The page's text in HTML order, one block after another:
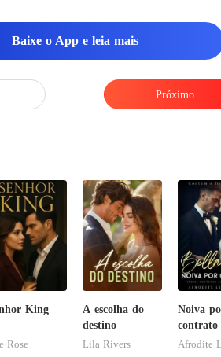
stava de carro,
Baixe o App e leia mais
Próximo
King
Rose
A escolha do
destino
Lila Rivers
Noiva
contrato
Mia